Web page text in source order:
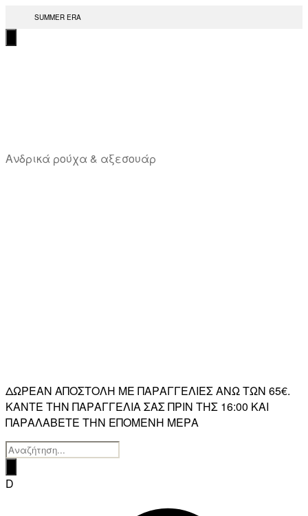
Μετάβαση
στο
περιεχόμενο
SUMMER ERA
Ανδρικά ρούχα & αξεσουάρ
ΔΩΡΕΑΝ ΑΠΟΣΤΟΛΗ ΜΕ ΠΑΡΑΓΓΕΛΙΕΣ ΑΝΩ ΤΩΝ 65€.
ΚΑΝΤΕ ΤΗΝ ΠΑΡΑΓΓΕΛΙΑ ΣΑΣ ΠΡΙΝ ΤΗΣ 16:00 ΚΑΙ
ΠΑΡΑΛΑΒΕΤΕ ΤΗΝ ΕΠΟΜΕΝΗ ΜΕΡΑ
Products
search
D